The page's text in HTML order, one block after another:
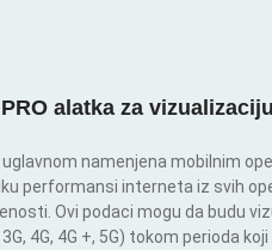
alatka za
uglavnom namenjena mobilnim
performansi interneta iz svih
Ovi podaci mogu da budu
4G, 4G +, 5G) tokom perioda